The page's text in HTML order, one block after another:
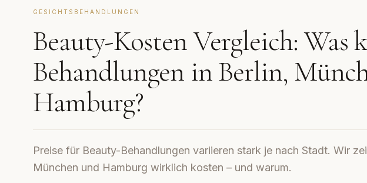
GESICHTSBEHANDLUNGEN
Beauty-Kosten Vergleich: Was
Behandlungen in Berlin,
Hamburg?
Preise für Beauty-Behandlungen variieren stark je nach Stadt. Wir
München und Hamburg wirklich kosten – und warum.